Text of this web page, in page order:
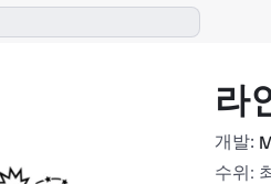
라
개발:
수위: